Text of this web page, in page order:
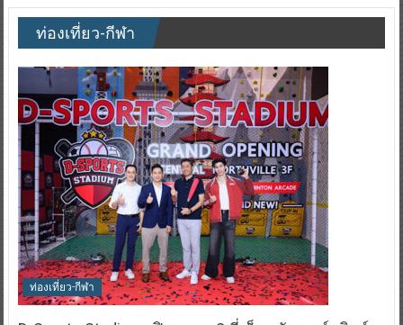
ท่องเที่ยว-กีฬา
ท่องเที่ยว-กีฬา